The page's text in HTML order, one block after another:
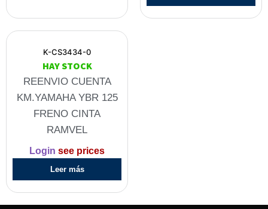
K-CS3434-0
HAY STOCK
REENVIO CUENTA
KM.YAMAHA YBR 125
FRENO CINTA
RAMVEL
Login see prices
Leer más